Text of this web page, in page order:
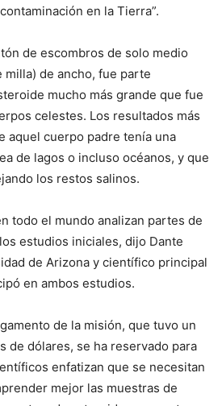
en la Tierra”.
de escombros de solo medio
de ancho, fue parte
mucho más grande que fue
celestes. Los resultados más
aquel cuerpo padre tenía una
de lagos o incluso océanos, y que
los restos salinos.
todo el mundo analizan partes de
estudios iniciales, dijo Dante
de Arizona y científico principal
en ambos estudios.
de la misión, que tuvo un
de dólares, se ha reservado para
enfatizan que se necesitan
mejor las muestras de